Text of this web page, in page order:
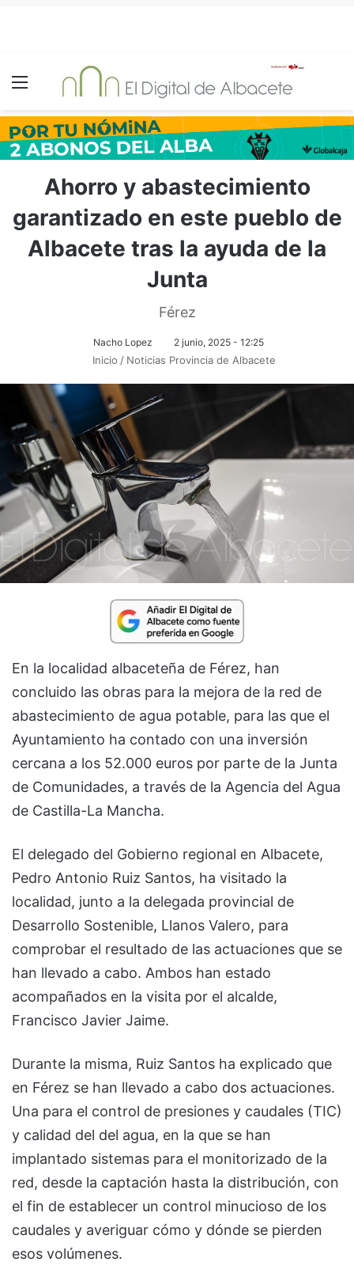
Menú
Ahorro y abastecimiento
garantizado en este pueblo de
Albacete tras la ayuda de la
Junta
Férez
Nacho Lopez 2 junio, 2025 - 12:25
Inicio / Noticias Provincia de Albacete
En la localidad albaceteña de Férez, han
concluido las obras para la mejora de la red de
abastecimiento de agua potable, para las que el
Ayuntamiento ha contado con una inversión
cercana a los 52.000 euros por parte de la Junta
de Comunidades, a través de la Agencia del Agua
de Castilla-La Mancha.
El delegado del Gobierno regional en Albacete,
Pedro Antonio Ruiz Santos, ha visitado la
localidad, junto a la delegada provincial de
Desarrollo Sostenible, Llanos Valero, para
comprobar el resultado de las actuaciones que se
han llevado a cabo. Ambos han estado
acompañados en la visita por el alcalde,
Francisco Javier Jaime.
Durante la misma, Ruiz Santos ha explicado que
en Férez se han llevado a cabo dos actuaciones.
Una para el control de presiones y caudales (TIC)
y calidad del del agua, en la que se han
implantado sistemas para el monitorizado de la
red, desde la captación hasta la distribución, con
el fin de establecer un control minucioso de los
caudales y averiguar cómo y dónde se pierden
esos volúmenes.